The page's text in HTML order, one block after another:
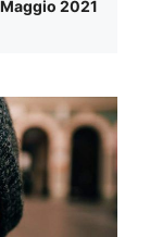
2021